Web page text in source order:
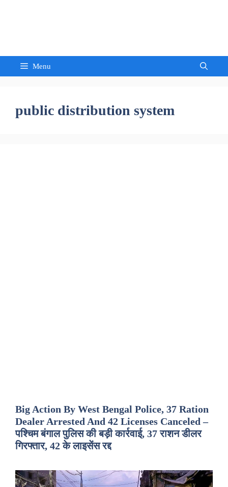
Menu
public distribution system
Big Action By West Bengal Police, 37 Ration
Dealer Arrested And 42 Licenses Canceled –
पश्चिम बंगाल पुलिस की बड़ी कार्रवाई, 37 राशन डीलर
गिरफ्तार, 42 के लाइसेंस रद्द